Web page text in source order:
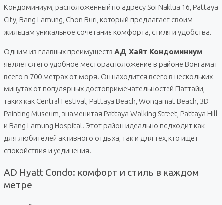
Кондоминиум, расположенный по адресу Soi Naklua 16, Pattaya
City, Bang Lamung, Chon Buri, который предлагает своим
жильцам уникальное сочетание комфорта, стиля и удобства.
Одним из главных преимуществ АД Хайт Кондоминиум
является его удобное месторасположение в районе Вонгамат
всего в 700 метрах от моря. Он находится всего в нескольких
минутах от популярных достопримечательностей Паттайи,
таких как Central Festival, Pattaya Beach, Wongamat Beach, 3D
Painting Museum, знаменитая Pattaya Walking Street, Pattaya Hill
и Bang Lamung Hospital. Этот район идеально подходит как
для любителей активного отдыха, так и для тех, кто ищет
спокойствия и уединения.
AD Hyatt Condo: комфорт и стиль в каждом
метре